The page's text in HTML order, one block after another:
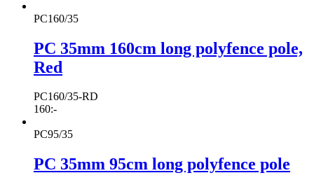
PC160/35
PC 35mm 160cm long polyfence pole,
Red
PC160/35-RD
160:-
PC95/35
PC 35mm 95cm long polyfence pole